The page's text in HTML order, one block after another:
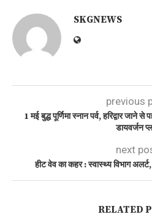
SKGNEWS
previous
1 मई बुद्ध पूर्णिमा स्नान पर्व, हरिद्वार
डायवर्जन
next
हीट वेव का कहर : स्वास्थ्य विभाग
RELATED